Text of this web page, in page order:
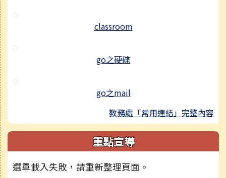
classroom
go之硬碟
go之mail
教務處「常用連結」完整內容
重點宣導
選單載入失敗，請重新整理頁面。